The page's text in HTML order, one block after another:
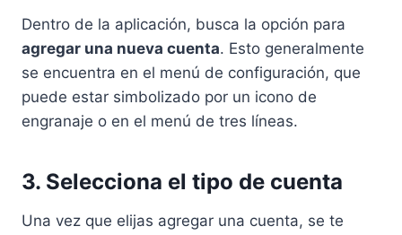
Dentro de la aplicación, busca la opción para
agregar una nueva cuenta. Esto generalmente
se encuentra en el menú de configuración, que
puede estar simbolizado por un icono de
engranaje o en el menú de tres líneas.
3. Selecciona el tipo de cuenta
Una vez que elijas agregar una cuenta, se te